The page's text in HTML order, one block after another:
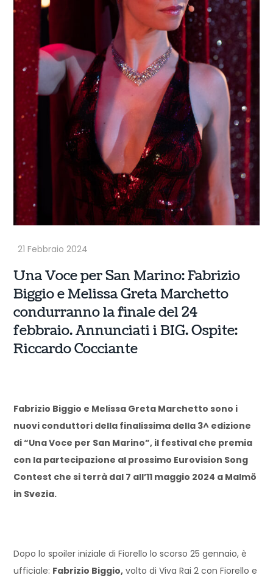
Una Voce per San Marino: Fabrizio
Biggio e Melissa Greta Marchetto
condurranno la finale del 24
febbraio. Annunciati i BIG. Ospite:
Riccardo Cocciante
Fabrizio Biggio e Melissa Greta Marchetto sono i
nuovi conduttori della finalissima della 3^ edizione
di “Una Voce per San Marino”, il festival che premia
con la partecipazione al prossimo Eurovision Song
Contest che si terrà dal 7 all’11 maggio 2024 a Malmö
in Svezia.
Dopo lo spoiler iniziale di Fiorello lo scorso 25 gennaio, è
ufficiale: Fabrizio Biggio, volto di Viva Rai 2 con Fiorello e